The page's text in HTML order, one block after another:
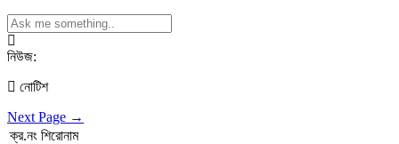
নিউজ:
নোটিশ
Next Page →
ক্র.নং শিরোনাম